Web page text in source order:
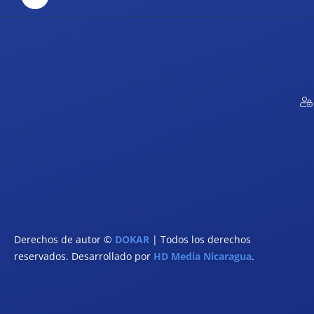
Derechos de autor © DOKAR | Todos los derechos
reservados. Desarrollado por HD Media Nicaragua.